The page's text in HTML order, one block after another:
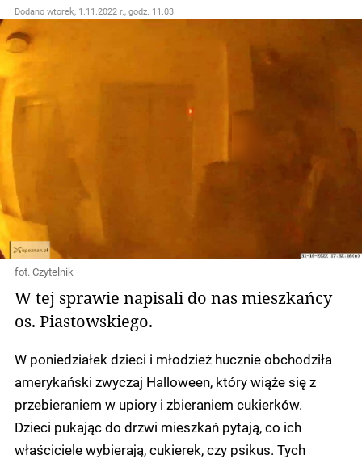
Dodano wtorek, 1.11.2022 r., godz. 11.03
fot. Czytelnik
W tej sprawie napisali do nas mieszkańcy
os. Piastowskiego.
W poniedziałek dzieci i młodzież hucznie obchodziła
amerykański zwyczaj Halloween, który wiąże się z
przebieraniem w upiory i zbieraniem cukierków.
Dzieci pukając do drzwi mieszkań pytają, co ich
właściciele wybierają, cukierek, czy psikus. Tych